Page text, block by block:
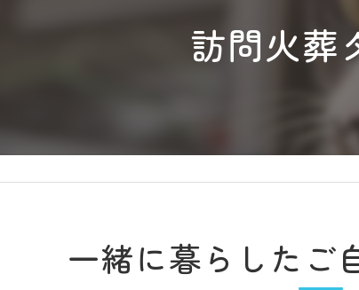
個別墓地区画
訪問火葬
一緒に暮らしたご